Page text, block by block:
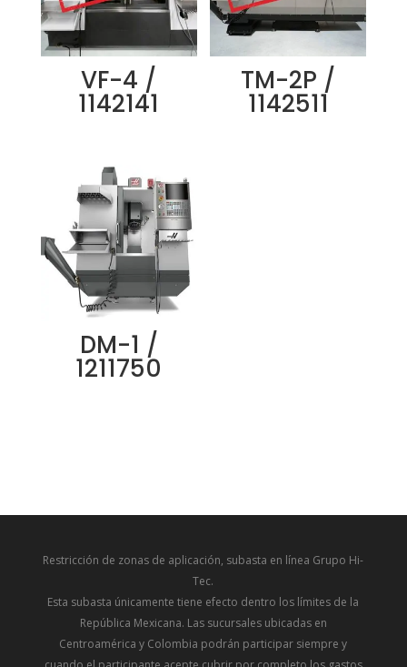
VF-4 /
1142141
TM-2P /
1142511
DM-1 /
1211750
Restricción de zonas de aplicación, subasta en línea Grupo Hi-
Tec.
Esta subasta únicamente tiene efecto dentro los límites de la
República Mexicana. Las sucursales ubicadas en
Centroamérica y Colombia podrán participar siempre y